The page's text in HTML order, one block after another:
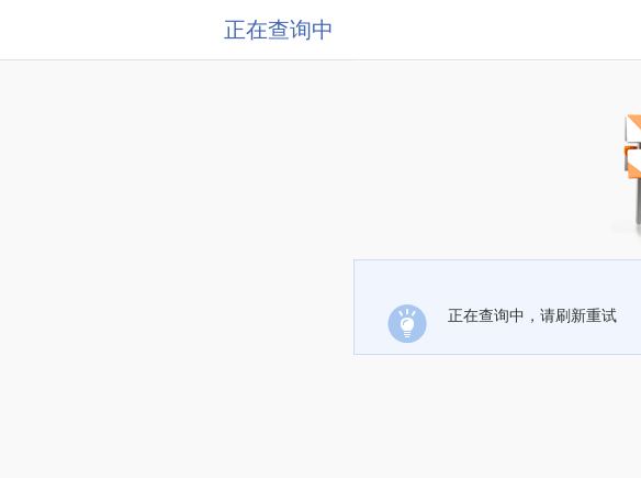
正在查询中
正在查询中，请刷新重试